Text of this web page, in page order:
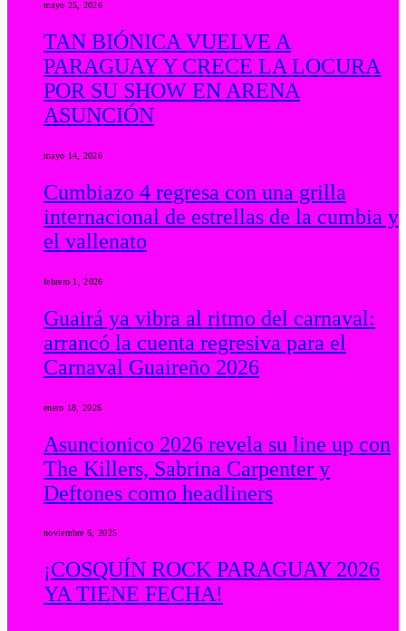
mayo 25, 2026
TAN BIÓNICA VUELVE A
PARAGUAY Y CRECE LA LOCURA
POR SU SHOW EN ARENA
ASUNCIÓN
mayo 14, 2026
Cumbiazo 4 regresa con una grilla
internacional de estrellas de la cumbia y
el vallenato
febrero 1, 2026
Guairá ya vibra al ritmo del carnaval:
arrancó la cuenta regresiva para el
Carnaval Guaireño 2026
enero 18, 2026
Asuncionico 2026 revela su line up con
The Killers, Sabrina Carpenter y
Deftones como headliners
noviembre 6, 2025
¡COSQUÍN ROCK PARAGUAY 2026
YA TIENE FECHA!